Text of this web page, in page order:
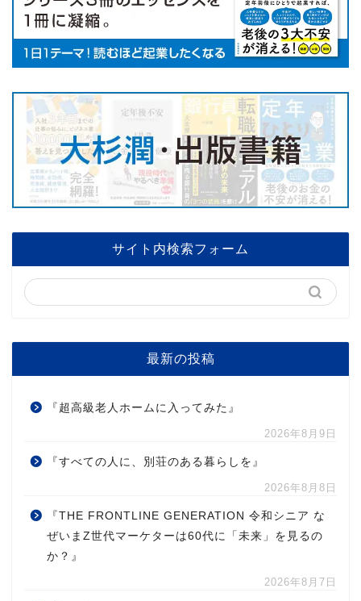
サイト内検索フォーム
最新の投稿
『超高級老人ホームに入ってみた』
2026年8月9日
『すべての人に、別荘のある暮らしを』
2026年8月8日
『THE FRONTLINE GENERATION 令和シニア な
ぜいまZ世代マーケターは60代に「未来」を見るの
か？』
2026年8月7日